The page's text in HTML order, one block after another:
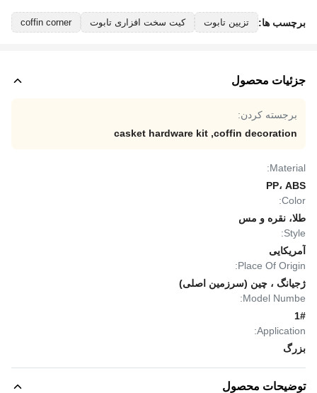
برچسب ها: تزیین تابوت کیت سخت افزاری تابوت coffin corner
جزئیات محصول
برجسته کردن:
coffin decoration
,
casket hardware kit
Material:
PP، ABS
Color:
طلا، نقره و مس
Style:
آمریکایی
Place Of Origin:
ژجیانگ ، چین (سرزمین اصلی)
Model Numbe:
1#
Application:
بزرگ
توضیحات محصول